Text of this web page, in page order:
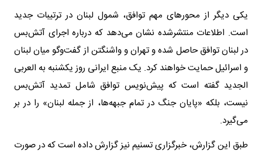
یکی دیگر از محورهای مهم توافق، شمول لبنان در ترتیبات جدید
است. اطلاعات منتشرشده نشان می‌دهد که درباره اجرای آتش‌بس
در لبنان توافق حاصل شده و تهران و واشنگتن از گفت‌وگو میان لبنان
و اسرائیل حمایت خواهند کرد. یک منبع ایرانی روز یکشنبه به العربی
الجدید گفته است که پیش‌نویس توافق شامل تمدید آتش‌بس
نیست، بلکه «پایان جنگ در تمام جبهه‌ها، از جمله لبنان» را در بر
می‌گیرد.
طبق این گزارش، خبرگزاری تسنیم نیز گزارش داده است که در صورت